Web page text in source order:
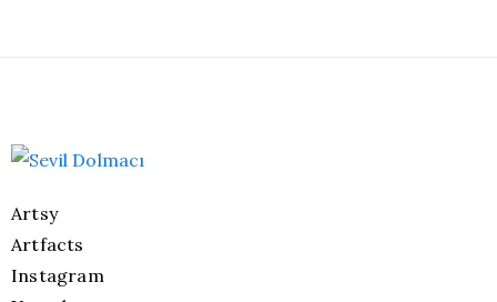
Artsy
Artfacts
Instagram